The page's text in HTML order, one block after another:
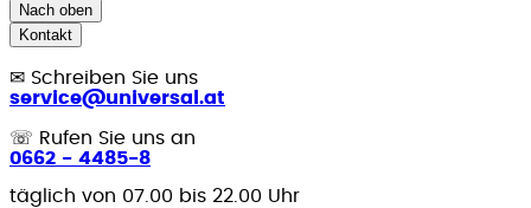
Nach oben
Kontakt
✉ Schreiben Sie uns
service@universal.at
☏ Rufen Sie uns an
0662 - 4485-8
täglich von 07.00 bis 22.00 Uhr